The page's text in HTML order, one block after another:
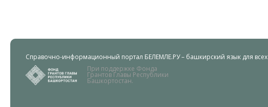
Справочно-информационный портал БЕЛЕМЛЕ.РУ – башкирский язык для всех
При поддержке Фонда
Грантов Главы Республики
Башкортостан.